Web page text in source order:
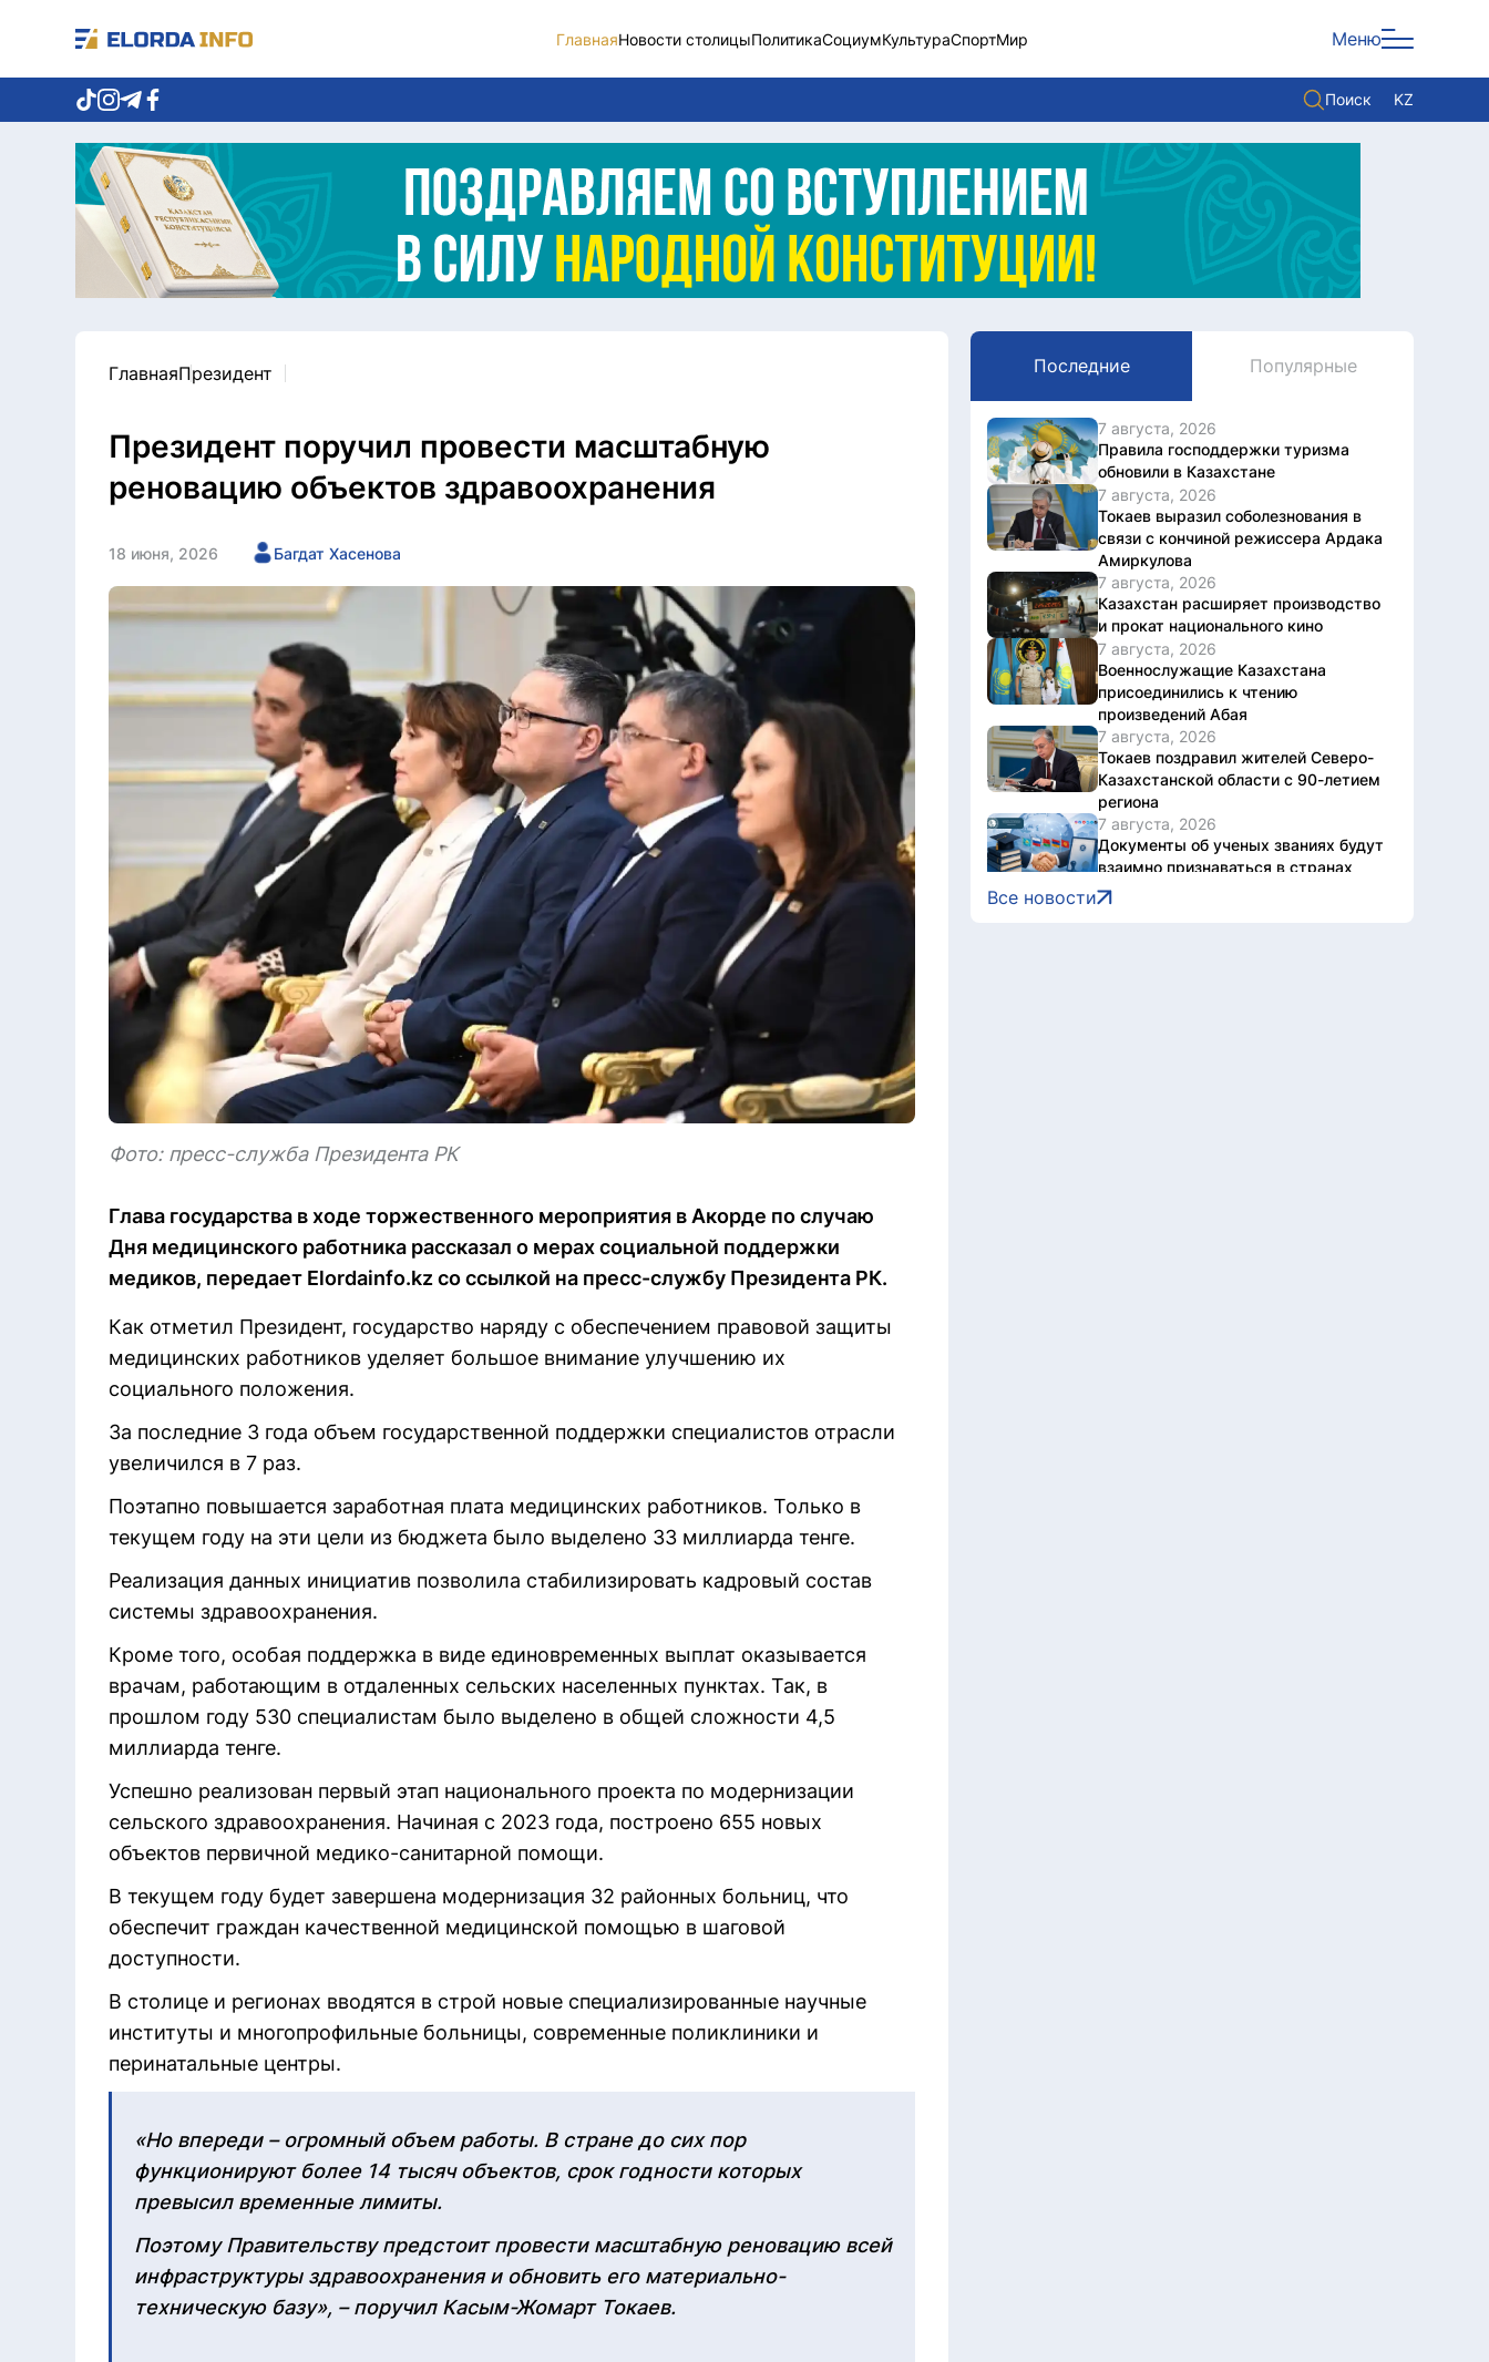
ГлавнаяНовости столицыПолитикаСоциумКультураСпортМир Меню
Поиск KZ
Новости столицы
Политика
Социум
Экономика
Спорт
Культура
Служба Комплаенс
Этический кодекс
Служу стране
ГлавнаяПрезидент
Президент поручил провести масштабную
реновацию объектов здравоохранения
18 июня, 2026 Багдат Хасенова
Фото: пресс-служба Президента РК
Глава государства в ходе торжественного мероприятия в Акорде по случаю
Дня медицинского работника рассказал о мерах социальной поддержки
медиков, передает Elordainfo.kz со ссылкой на пресс-службу Президента РК.
Как отметил Президент, государство наряду с обеспечением правовой защиты
медицинских работников уделяет большое внимание улучшению их
социального положения.
За последние 3 года объем государственной поддержки специалистов отрасли
увеличился в 7 раз.
Поэтапно повышается заработная плата медицинских работников. Только в
текущем году на эти цели из бюджета было выделено 33 миллиарда тенге.
Реализация данных инициатив позволила стабилизировать кадровый состав
системы здравоохранения.
Кроме того, особая поддержка в виде единовременных выплат оказывается
врачам, работающим в отдаленных сельских населенных пунктах. Так, в
прошлом году 530 специалистам было выделено в общей сложности 4,5
миллиарда тенге.
Успешно реализован первый этап национального проекта по модернизации
сельского здравоохранения. Начиная с 2023 года, построено 655 новых
объектов первичной медико-санитарной помощи.
В текущем году будет завершена модернизация 32 районных больниц, что
обеспечит граждан качественной медицинской помощью в шаговой
доступности.
В столице и регионах вводятся в строй новые специализированные научные
институты и многопрофильные больницы, современные поликлиники и
перинатальные центры.
«Но впереди – огромный объем работы. В стране до сих пор
функционируют более 14 тысяч объектов, срок годности которых
превысил временные лимиты.
Поэтому Правительству предстоит провести масштабную реновацию всей
инфраструктуры здравоохранения и обновить его материально-
техническую базу», – поручил Касым-Жомарт Токаев.
Последние Популярные
7 августа, 2026
Правила господдержки туризма
обновили в Казахстане
7 августа, 2026
Токаев выразил соболезнования в
связи с кончиной режиссера Ардака
Амиркулова
7 августа, 2026
Казахстан расширяет производство
и прокат национального кино
7 августа, 2026
Военнослужащие Казахстана
присоединились к чтению
произведений Абая
7 августа, 2026
Токаев поздравил жителей Северо-
Казахстанской области с 90-летием
региона
7 августа, 2026
Документы об ученых званиях будут
взаимно признаваться в странах
ЕАЭС
7 августа, 2026
Все новости